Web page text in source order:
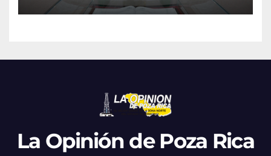
La Opinión de Poza Rica